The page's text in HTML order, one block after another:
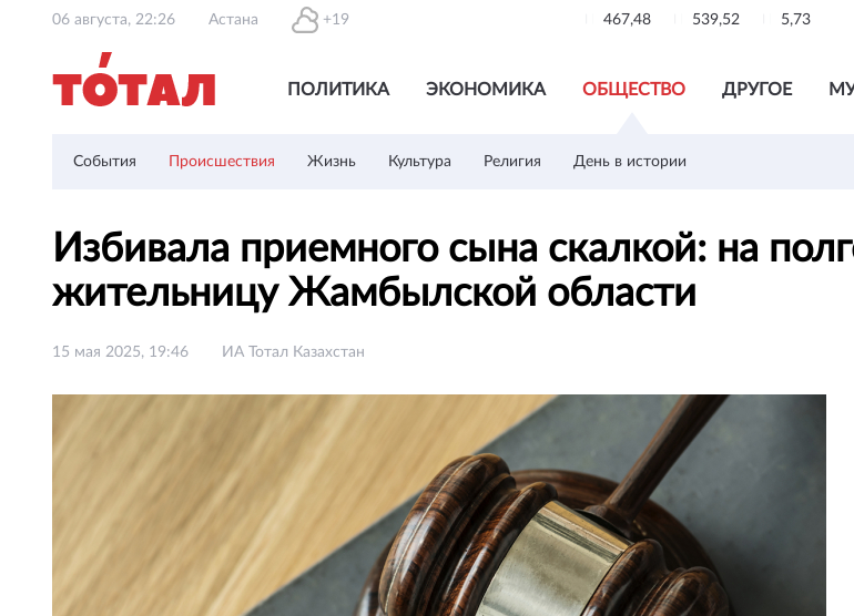
06 августа, 22:26 Астана +19 467,48 539,52 5,73
ПОЛИТИКА ЭКОНОМИКА ОБЩЕСТВО ДРУГОЕ
События Происшествия Жизнь Культура Религия День в истории
Избивала приемного сына скалкой: на
жительницу Жамбылской области
15 мая 2025, 19:46 ИА Тотал Казахстан